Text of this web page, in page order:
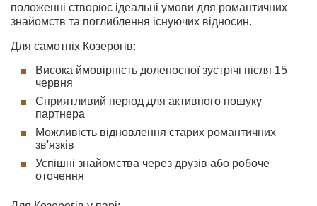
положенні створює ідеальні умови для романтичних
знайомств та поглиблення існуючих відносин.
Для самотніх Козерогів:
Висока ймовірність доленосної зустрічі після 15
червня
Сприятливий період для активного пошуку
партнера
Можливість відновлення старих романтичних
зв'язків
Успішні знайомства через друзів або робоче
оточення